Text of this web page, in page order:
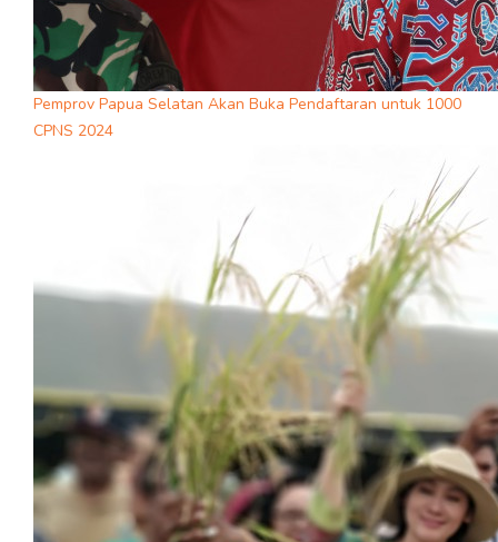
Pemprov Papua Selatan Akan Buka Pendaftaran untuk 1000
CPNS 2024